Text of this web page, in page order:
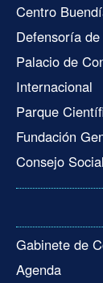
Centro
Defensoría
Palacio de
Internacional
Parque
Fundación
Consejo Social
Gabinete de
Agenda